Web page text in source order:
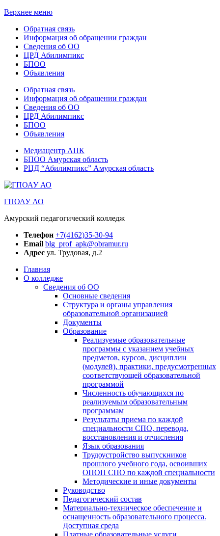
Верхнее меню
Обратная связь
Информация об обращении граждан
Сведения об ОО
ЦРД Абилимпикс
БПОО
Объявления
Обратная связь
Информация об обращении граждан
Сведения об ОО
ЦРД Абилимпикс
БПОО
Объявления
Медиацентр АПК
БПОО Амурская область
РЦД “Абилимпикс” Амурская область
ГПОАУ АО
Амурский педагогический колледж
Телефон +7(4162)35-30-94
Email blg_prof_apk@obramur.ru
Адрес ул. Трудовая, д.2
Главная
О колледже
Сведения об ОО
Основные сведения
Структура и органы управления
образовательной организацией
Документы
Образование
Реализуемые образовательные
программы с указанием учебных
предметов, курсов, дисциплин
(модулей), практики, предусмотренных
соответствующей образовательной
программой
Численность обучающихся по
реализуемым образовательным
программам
Результаты приема по каждой
специальности СПО, перевода,
восстановления и отчисления
Язык образования
Трудоустройство выпускников
прошлого учебного года, освоивших
ОПОП СПО по каждой специальности
Методические и иные документы
Руководство
Педагогический состав
Материально-техническое обеспечение и
оснащенность образовательного процесса.
Доступная среда
Платные образовательные услуги